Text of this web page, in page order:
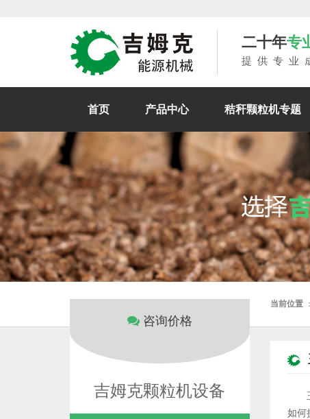
二十年专
提供专业
首页 产品中心 秸秆颗粒机专题
当前位置：
如何
咨询价格
吉姆克颗粒机设备